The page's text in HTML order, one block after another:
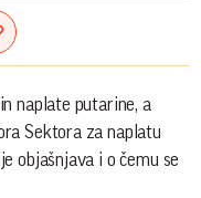
naplate putarine, a
Sektora za naplatu
objašnjava i o čemu se